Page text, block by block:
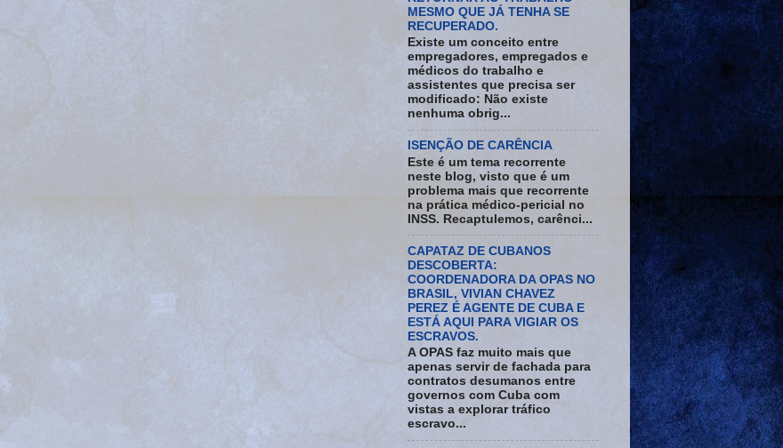
MESMO QUE JÁ TENHA SE
RECUPERADO.
Existe um conceito entre
empregadores, empregados e
médicos do trabalho e
assistentes que precisa ser
modificado: Não existe
nenhuma obrig...
ISENÇÃO DE CARÊNCIA
Este é um tema recorrente
neste blog, visto que é um
problema mais que recorrente
na prática médico-pericial no
INSS. Recaptulemos, carênci...
CAPATAZ DE CUBANOS
DESCOBERTA:
COORDENADORA DA OPAS NO
BRASIL, VIVIAN CHAVEZ
PEREZ É AGENTE DE CUBA E
ESTÁ AQUI PARA VIGIAR OS
ESCRAVOS.
A OPAS faz muito mais que
apenas servir de fachada para
contratos desumanos entre
governos com Cuba com
vistas a explorar tráfico
escravo...